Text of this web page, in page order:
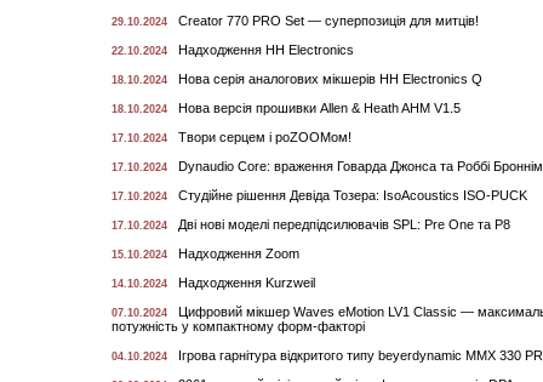
29.10.2024 Creator 770 PRO Set — суперпозиція для митців!
22.10.2024 Надходження HH Electronics
18.10.2024 Нова серія аналогових мікшерів HH Electronics Q
18.10.2024 Нова версія прошивки Allen & Heath AHM V1.5
17.10.2024 Твори серцем і роZOOMом!
17.10.2024 Dynaudio Core: враження Говарда Джонса та Роббі
17.10.2024 Студійне рішення Девіда Тозера: IsoAcoustics ISO-PUCK
17.10.2024 Дві нові моделі передпідсилювачів SPL: Pre One та P8
15.10.2024 Надходження Zoom
14.10.2024 Надходження Kurzweil
07.10.2024
Цифровий мікшер Waves eMotion LV1 Classic —
потужність у компактному форм-факторі
04.10.2024 Ігрова гарнітура відкритого типу beyerdynamic MMX 330